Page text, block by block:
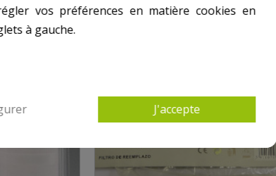
vos préférences en matière cookies en
à gauche.
J'accepte